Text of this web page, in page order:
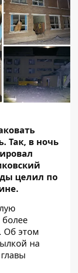
Так, в ночь
целил по
.
Об этом
на